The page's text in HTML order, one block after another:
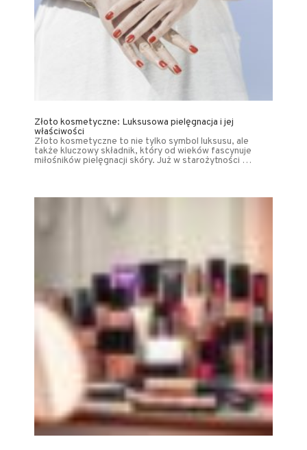
Złoto kosmetyczne: Luksusowa pielęgnacja i jej
właściwości
Złoto kosmetyczne to nie tylko symbol luksusu, ale
także kluczowy składnik, który od wieków fascynuje
miłośników pielęgnacji skóry. Już w starożytności …